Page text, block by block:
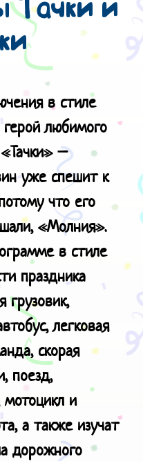
Тачки и
в стиле
герой любимого
–
уже спешит к
что его
«Молния».
в стиле
праздника
грузовик,
легковая
скорая
поезд,
мотоцикл и
а также изучат
дорожного